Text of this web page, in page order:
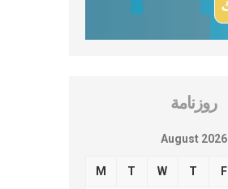
روزنامة
August 2026
M T W T F